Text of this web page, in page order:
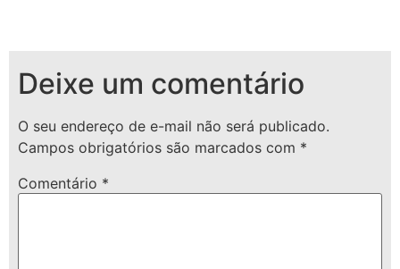
Deixe um comentário
O seu endereço de e-mail não será publicado.
Campos obrigatórios são marcados com *
Comentário *